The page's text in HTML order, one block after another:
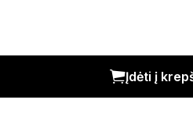
TWS 'F9-5' kiekis
Įdėti į